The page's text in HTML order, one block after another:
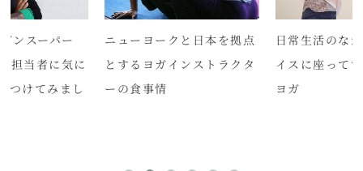
ンスーパー
担当者に気に
つけてみまし
ニューヨークと日本を拠点
とするヨガインストラクタ
ーの食事情
日常生活のな
イスに座って
ヨガ